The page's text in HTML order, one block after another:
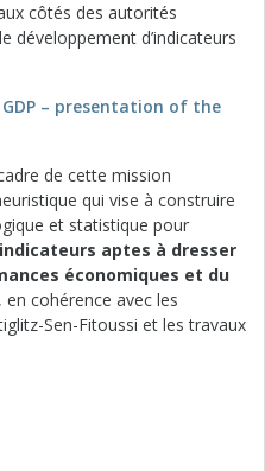
côtés des autorités
développement d’indicateurs
– presentation of the
de cette mission
qui vise à construire
et statistique pour
aptes à dresser
économiques et du
, en cohérence avec les
Sen-Fitoussi et les travaux